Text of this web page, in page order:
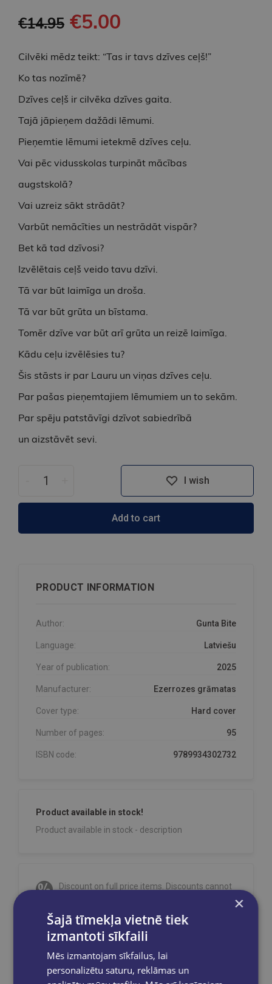
€14.95 €5.00
Cilvēki mēdz teikt: “Tas ir tavs dzīves ceļš!”
Ko tas nozīmē?
Dzīves ceļš ir cilvēka dzīves gaita.
Tajā jāpieņem dažādi lēmumi.
Pieņemtie lēmumi ietekmē dzīves ceļu.
Vai pēc vidusskolas turpināt mācības
augstskolā?
Vai uzreiz sākt strādāt?
Varbūt nemācīties un nestrādāt vispār?
Bet kā tad dzīvosi?
Izvēlētais ceļš veido tavu dzīvi.
Tā var būt laimīga un droša.
Tā var būt grūta un bīstama.
Tomēr dzīve var būt arī grūta un reizē laimīga.
Kādu ceļu izvēlēsies tu?
Šis stāsts ir par Lauru un viņas dzīves ceļu.
Par pašas pieņemtajiem lēmumiem un to sekām.
Par spēju patstāvīgi dzīvot sabiedrībā
un aizstāvēt sevi.
I wish
Add to cart
PRODUCT INFORMATION
Author: Gunta Bite
Language: Latviešu
Year of publication: 2025
Manufacturer: Ezerrozes grāmatas
Cover type: Hard cover
Number of pages: 95
ISBN code: 9789934302732
Product available in stock!
Product available in stock - description
Discount on full price items. Discounts cannot
Orders are processed on weekdays from
10:00 to 18:00.
Latviafor orders over €40.00
Free delivery to any GLOBUSS bookstore
×
Šajā tīmekļa vietnē tiek
izmantoti sīkfaili
Mēs izmantojam sīkfailus, lai
personalizētu saturu, reklāmas un